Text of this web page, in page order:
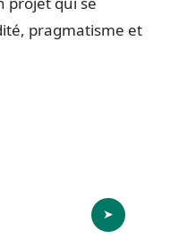
pragmatisme et